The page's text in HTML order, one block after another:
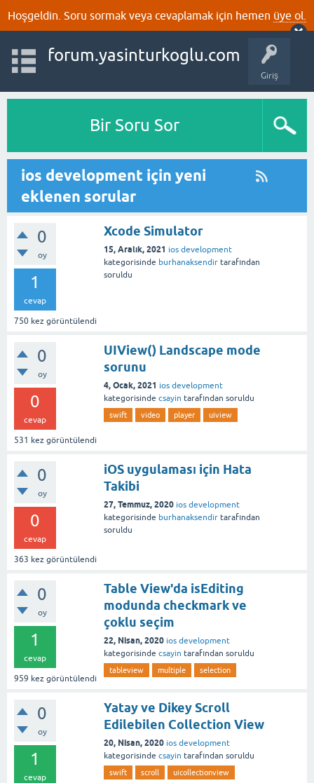
Hoşgeldin. Soru sormak veya cevaplamak için hemen üye ol.
Giriş
forum.yasinturkoglu.com
Bir Soru Sor
ios development için yeni
eklenen sorular
0
oy
1
cevap
750 kez görüntülendi
Xcode Simulator
15, Aralık, 2021 ios development
kategorisinde burhanaksendir tarafından
soruldu
0
oy
0
cevap
531 kez görüntülendi
UIView() Landscape mode
sorunu
4, Ocak, 2021 ios development
kategorisinde csayin tarafından soruldu
swift video player uiview
0
oy
0
cevap
363 kez görüntülendi
iOS uygulaması için Hata
Takibi
27, Temmuz, 2020 ios development
kategorisinde burhanaksendir tarafından
soruldu
0
oy
1
cevap
959 kez görüntülendi
Table View'da isEditing
modunda checkmark ve
çoklu seçim
22, Nisan, 2020 ios development
kategorisinde csayin tarafından soruldu
tableview multiple selection
0
oy
1
cevap
Yatay ve Dikey Scroll
Edilebilen Collection View
20, Nisan, 2020 ios development
kategorisinde csayin tarafından soruldu
swift scroll uicollectionview